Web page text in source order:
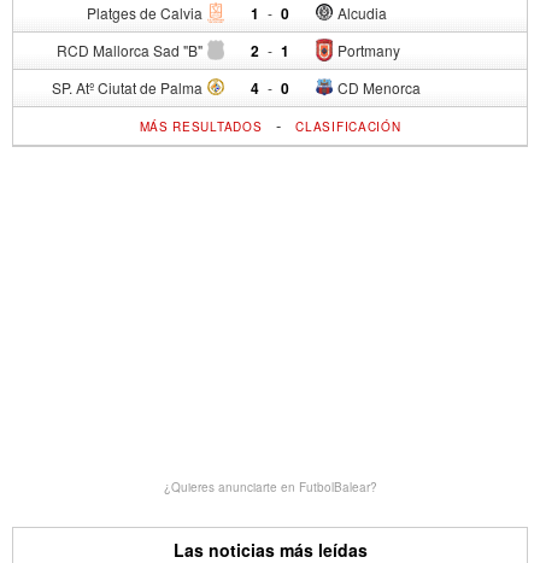
Platges de Calvia 1 - Alcudia
0
RCD Mallorca Sad "B" 2 - Portmany
1
SP. Atº Ciutat de Palma 4 - CD Menorca
0
MÁS RESULTADOS -CLASIFICACIÓN
¿Quieres anunciarte en FutbolBalear?
Las noticias más leídas